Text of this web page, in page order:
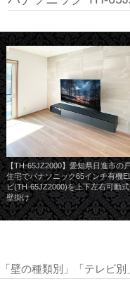
【TH-65JZ2000】愛知県日進市の
住宅でパナソニック65インチ有機
ビ(TH-65JZ2000)を上下左右可動
壁掛け
「壁の種類別」「テレビ